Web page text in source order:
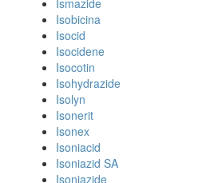
Ismazide
Isobicina
Isocid
Isocidene
Isocotin
Isohydrazide
Isolyn
Isonerit
Isonex
Isoniacid
Isoniazid SA
Isoniazide